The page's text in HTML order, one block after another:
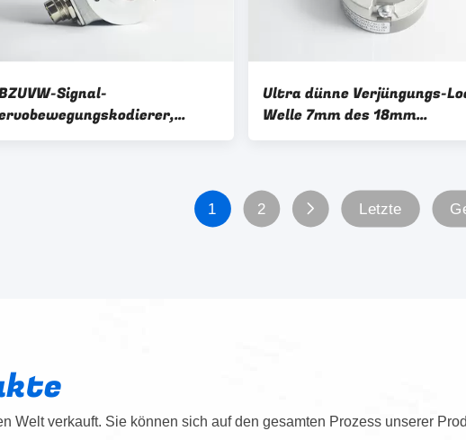
Signal-
Entschließung der
Ultra dünne Verjüngungs-
Welle 7mm des 18mm
Quadratur-
1 2 Letzte
Welt verkauft. Sie können sich auf den gesamten Prozess unserer